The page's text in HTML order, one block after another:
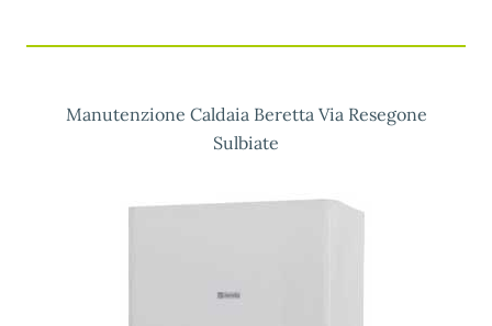
Manutenzione Caldaia Beretta Via Resegone
Sulbiate